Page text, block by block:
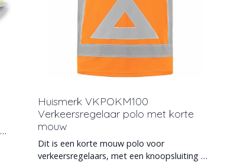
Huismerk VKPOKM100
Verkeersregelaar polo met korte
mouw
Dit is een korte mouw polo voor
verkeersregelaars, met een knoopsluiting en